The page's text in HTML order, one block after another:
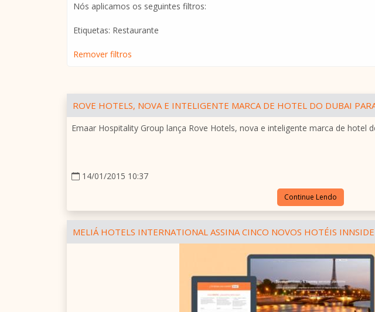
Nós aplicamos os seguintes filtros:
Etiquetas: Restaurante
Remover filtros
ROVE HOTELS, NOVA E INTELIGENTE MARCA DE HOTEL DO DUBAI
Emaar Hospitality Group lança Rove Hotels, nova e inteligente marca de hotel
14/01/2015 10:37
Continue Lendo
MELIÁ HOTELS INTERNATIONAL ASSINA CINCO NOVOS HOTÉIS